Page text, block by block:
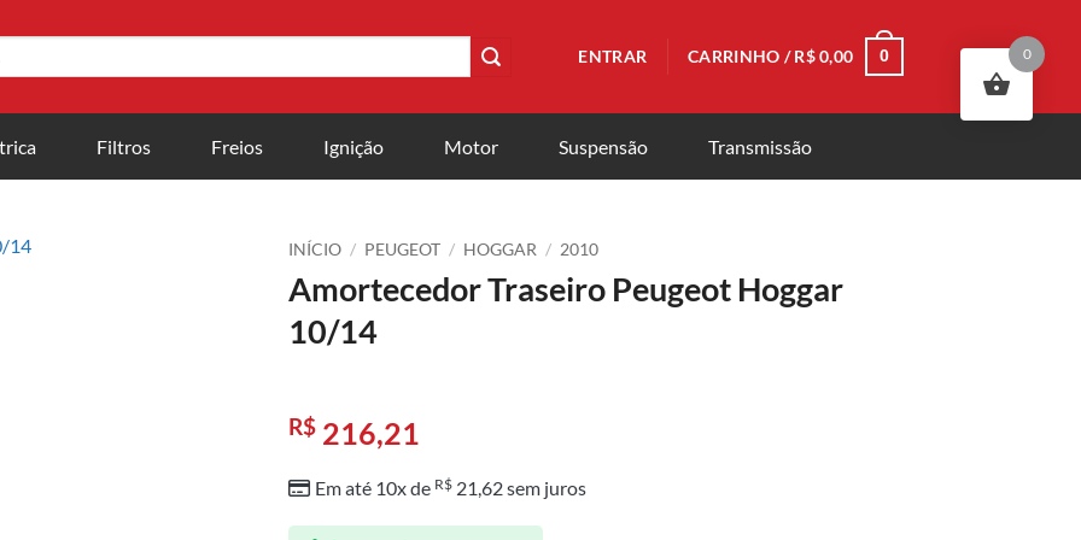
ENTRAR CARRINHO /R$0,00 0
Filtros Freios Ignição Motor Suspensão Transmissão
INÍCIO / PEUGEOT / HOGGAR / 2010
Amortecedor Traseiro Peugeot Hoggar
10/14
R$ 216,21
Em até 10x de R$ 21,62sem juros
0